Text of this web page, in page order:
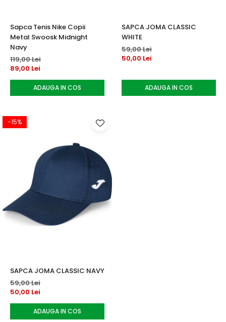
Sapca Tenis Nike Copii
Metal Swoosk Midnight
Navy
119,00 Lei
89,00 Lei
ADAUGA IN COS
SAPCA JOMA CLASSIC
WHITE
59,00 Lei
50,00 Lei
ADAUGA IN COS
-15%
SAPCA JOMA CLASSIC NAVY
59,00 Lei
50,00 Lei
ADAUGA IN COS